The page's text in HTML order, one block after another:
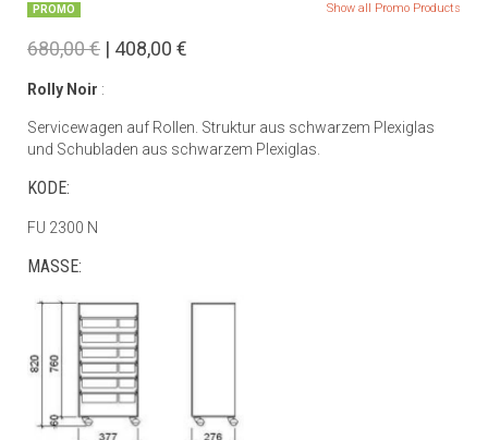
PROMO Show all Promo Products
680,00 € | 408,00 €
Rolly Noir :
Servicewagen auf Rollen. Struktur aus schwarzem Plexiglas
und Schubladen aus schwarzem Plexiglas.
KODE:
FU 2300 N
MASSE: